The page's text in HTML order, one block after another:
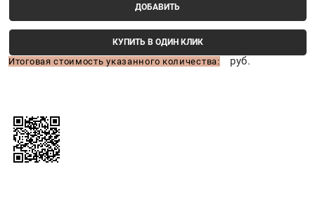
ДОБАВИТЬ
КУПИТЬ В ОДИН КЛИК
Итоговая стоимость указанного количества: руб.